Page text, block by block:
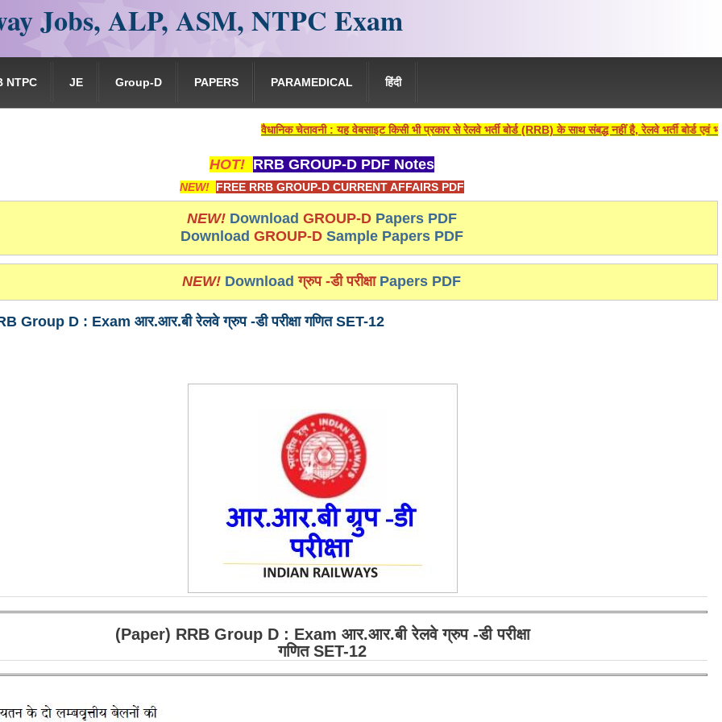
Jobs, ALP, ASM, NTPC Exam
NTPC JE Group-D PAPERS PARAMEDICAL हिंदी
वैधानिक चेतावनी : यह वेबसाइट किसी भी प्रकार से रेलवे भर्ती बोर्ड (RRB) के साथ संबद्ध नहीं है, रेलवे भर्ती बोर्ड एवं भारतीय
HOT! RRB GROUP-D PDF Notes
NEW! FREE RRB GROUP-D CURRENT AFFAIRS PDF
NEW! Download GROUP-DPapers PDF
Download GROUP-DSample Papers PDF
NEW! Downloadग्रुप -डी परीक्षाPapers PDF
Group D : Exam आर.आर.बी रेलवे ग्रुप -डी परीक्षा गणित SET-12
(Paper) RRB Group D : Exam आर.आर.बी रेलवे ग्रुप -डी परीक्षा
गणित SET-12